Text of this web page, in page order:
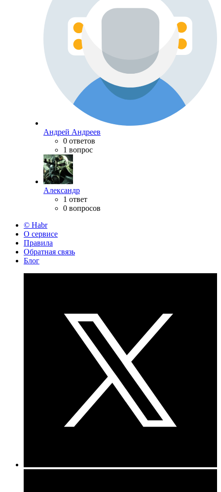
Андрей Андреев
0 ответов
1 вопрос
Александр
1 ответ
0 вопросов
© Habr
О сервисе
Правила
Обратная связь
Блог